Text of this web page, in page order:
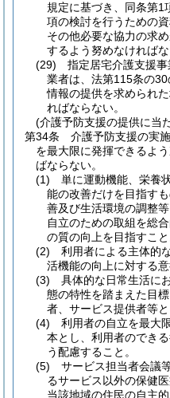
規定に基づき、同条第1
項の検討を行うための
その他必要な協力の求
するよう努めなければな
(29)
指定居宅介護支援
業者は、法第115条の
情報の提供を求められ
ればならない。
(介護予防支援の提供に当
第34条
介護予防支援の実
を最大限に発揮できるよ
ばならない。
(1)
単に運動機能、栄養
能の改善だけを目指す
善及び生活環境の調整
自立のための取組を総
の質の向上を目指すこと
(2)
利用者による主体的
活機能の向上に対する
(3)
具体的な日常生活に
態の特性を踏まえた目
者、サービス提供者等
(4)
利用者の自立を最大
本とし、利用者のでき
う配慮すること。
(5)
サービス担当者会議
るサービス以外の保健
当該地域の住民の自主